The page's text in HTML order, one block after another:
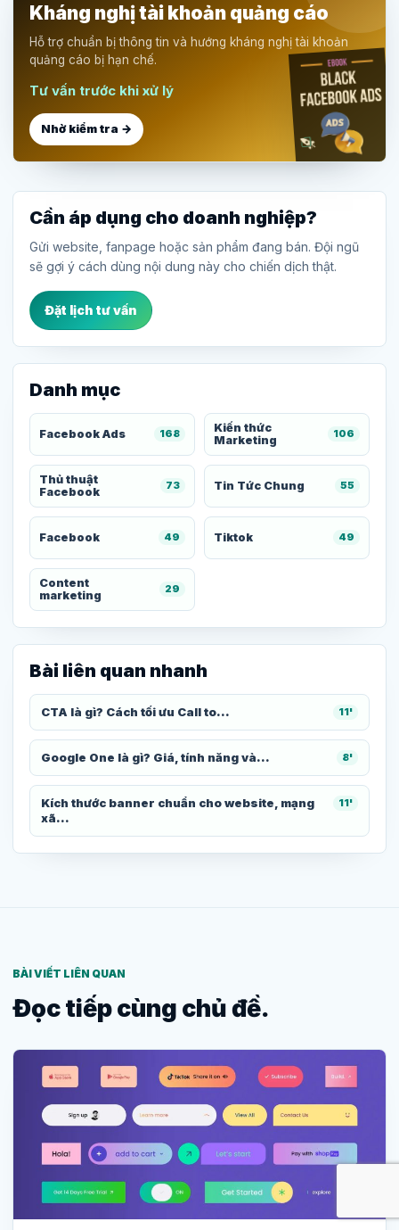
Kháng nghị tài khoản quảng cáo
Hỗ trợ chuẩn bị thông tin và hướng kháng nghị tài khoản
quảng cáo bị hạn chế.
Tư vấn trước khi xử lý
Nhờ kiểm tra →
Cần áp dụng cho doanh nghiệp?
Gửi website, fanpage hoặc sản phẩm đang bán. Đội ngũ
sẽ gợi ý cách dùng nội dung này cho chiến dịch thật.
Đặt lịch tư vấn
Danh mục
Facebook Ads 168
Kiến thức
Marketing
106
Thủ thuật
Facebook
73 Tin Tức Chung 55
Facebook 49 Tiktok 49
Content
marketing
29
Bài liên quan nhanh
CTA là gì? Cách tối ưu Call to... 11'
Google One là gì? Giá, tính năng và... 8'
Kích thước banner chuẩn cho website, mạng
xã...
11'
BÀI VIẾT LIÊN QUAN
Đọc tiếp cùng chủ đề.